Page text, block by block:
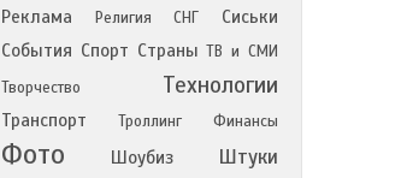
Реклама Религия СНГ
Сиськи
События Спорт Страны ТВ и СМИ
Творчество
Технологии
Транспорт Троллинг Финансы
Фото Шоубиз Штуки